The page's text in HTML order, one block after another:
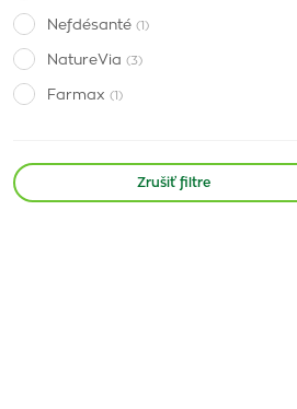
Nefdésanté (1)
NatureVia (3)
Farmax (1)
Vitar(1)
Pharma Activ(1)
Zrušiť filtre